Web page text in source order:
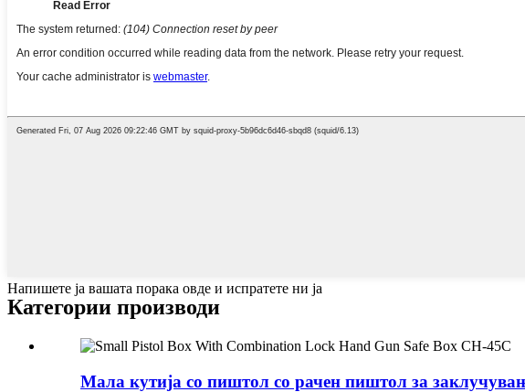
Напишете ја вашата порака овде и испратете ни ја
Категории производи
Мала кутија со пиштол со рачен пиштол за